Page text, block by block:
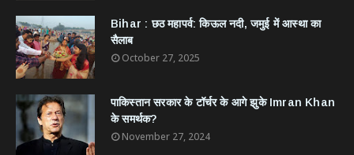
Bihar : छठ महापर्व: किऊल नदी, जमुई में आस्था का
सैलाब
October 27, 2025
​पाकिस्तान सरकार के टॉर्चर के आगे झुके Imran Khan
के समर्थक?
November 27, 2024